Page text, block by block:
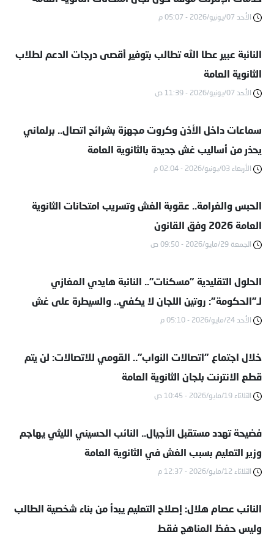
الأحد 07/يونيو/2026 - 05:07 م
النائبة عبير عطا الله تطالب بتوفير أقصى درجات الدعم لطلاب
الثانوية العامة
الأحد 07/يونيو/2026 - 11:39 ص
سماعات داخل الأذن وكروت مجهزة بشرائح اتصال.. برلماني
يحذر من أساليب غش جديدة بالثانوية العامة
الأربعاء 03/يونيو/2026 - 02:04 م
الحبس والغرامة.. عقوبة الغش وتسريب امتحانات الثانوية
العامة 2026 وفق القانون
الجمعة 29/مايو/2026 - 09:50 ص
الحلول التقليدية "مسكنات".. النائبة هايدي المغازي
لـ"الحكومة": روتين اللجان لا يكفي.. والسيطرة على غش
الثانوية العامة يبدأ من الفضاء الرقمي
الأحد 24/مايو/2026 - 05:10 م
خلال اجتماع "اتصالات النواب".. القومي للاتصالات: لن يتم
قطع الانترنت بلجان الثانوية العامة
الثلاثاء 19/مايو/2026 - 10:45 ص
فضيحة تهدد مستقبل الأجيال.. النائب الحسيني الليثي يهاجم
وزير التعليم بسبب الغش في الثانوية العامة
الثلاثاء 12/مايو/2026 - 12:37 م
النائب عصام هلال: إصلاح التعليم يبدأ من بناء شخصية الطالب
وليس حفظ المناهج فقط